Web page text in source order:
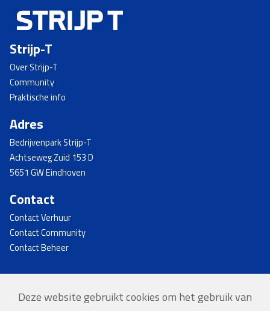
Strijp-T
Over Strijp-T
Community
Praktische info
Adres
Bedrijvenpark Strijp-T
Achtseweg Zuid 153 D
5651 GW Eindhoven
Contact
Contact Verhuur
Contact Community
Contact Beheer
© 2026 - Strijp-T
Deze website gebruikt cookies om het gebruik van